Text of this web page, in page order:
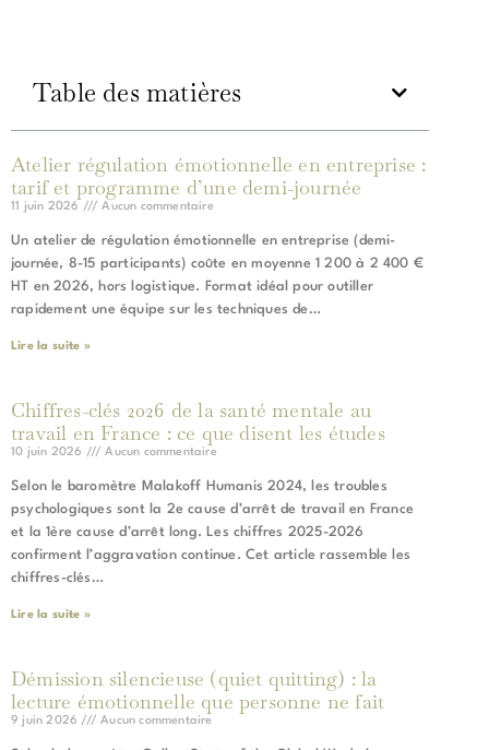
Table des matières
Atelier régulation émotionnelle en entreprise :
tarif et programme d’une demi-journée
11 juin 2026 Aucun commentaire
Un atelier de régulation émotionnelle en entreprise (demi-
journée, 8-15 participants) coûte en moyenne 1 200 à 2 400 €
HT en 2026, hors logistique. Format idéal pour outiller
rapidement une équipe sur les techniques de…
Lire la suite »
Chiffres-clés 2026 de la santé mentale au
travail en France : ce que disent les études
10 juin 2026 Aucun commentaire
Selon le baromètre Malakoff Humanis 2024, les troubles
psychologiques sont la 2e cause d’arrêt de travail en France
et la 1ère cause d’arrêt long. Les chiffres 2025-2026
confirment l’aggravation continue. Cet article rassemble les
chiffres-clés…
Lire la suite »
Démission silencieuse (quiet quitting) : la
lecture émotionnelle que personne ne fait
9 juin 2026 Aucun commentaire